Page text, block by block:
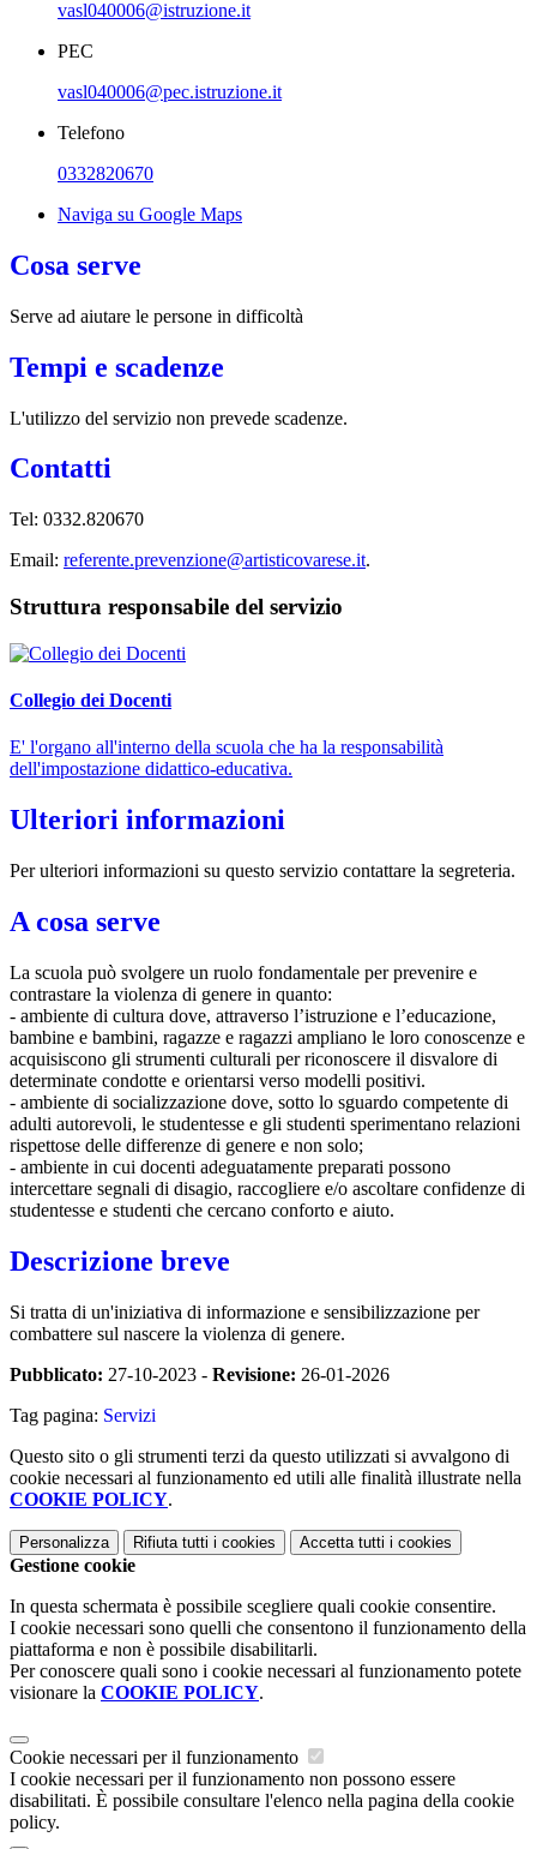
vasl040006@istruzione.it
PEC
vasl040006@pec.istruzione.it
Telefono
0332820670
Naviga su Google Maps
Cosa serve
Serve ad aiutare le persone in difficoltà
Tempi e scadenze
L'utilizzo del servizio non prevede scadenze.
Contatti
Tel: 0332.820670
Email: referente.prevenzione@artisticovarese.it.
Struttura responsabile del servizio
Collegio dei Docenti
E' l'organo all'interno della scuola che ha la responsabilità
dell'impostazione didattico-educativa.
Ulteriori informazioni
Per ulteriori informazioni su questo servizio contattare la segreteria.
A cosa serve
La scuola può svolgere un ruolo fondamentale per prevenire e
contrastare la violenza di genere in quanto:
- ambiente di cultura dove, attraverso l’istruzione e l’educazione,
bambine e bambini, ragazze e ragazzi ampliano le loro conoscenze e
acquisiscono gli strumenti culturali per riconoscere il disvalore di
determinate condotte e orientarsi verso modelli positivi.
- ambiente di socializzazione dove, sotto lo sguardo competente di
adulti autorevoli, le studentesse e gli studenti sperimentano relazioni
rispettose delle differenze di genere e non solo;
- ambiente in cui docenti adeguatamente preparati possono
intercettare segnali di disagio, raccogliere e/o ascoltare confidenze di
studentesse e studenti che cercano conforto e aiuto.
Descrizione breve
Si tratta di un'iniziativa di informazione e sensibilizzazione per
combattere sul nascere la violenza di genere.
Pubblicato: 27-10-2023 - Revisione: 26-01-2026
Tag pagina: Servizi
Questo sito o gli strumenti terzi da questo utilizzati si avvalgono di
cookie necessari al funzionamento ed utili alle finalità illustrate nella
COOKIE POLICY.
Personalizza Rifiuta tutti i cookies Accetta tutti i cookies
Gestione cookie
In questa schermata è possibile scegliere quali cookie consentire.
I cookie necessari sono quelli che consentono il funzionamento della
piattaforma e non è possibile disabilitarli.
Per conoscere quali sono i cookie necessari al funzionamento potete
visionare la COOKIE POLICY.
Cookie necessari per il funzionamento
I cookie necessari per il funzionamento non possono essere
disabilitati. È possibile consultare l'elenco nella pagina della cookie
policy.